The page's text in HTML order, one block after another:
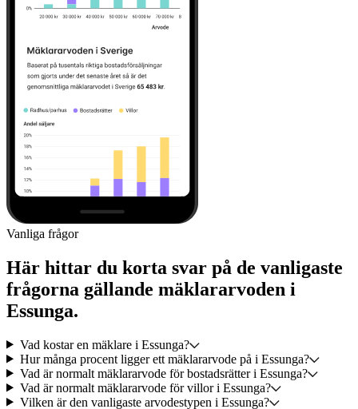
Vanliga frågor
Här hittar du korta svar på de vanligaste
frågorna gällande mäklararvoden i
Essunga.
Vad kostar en mäklare i Essunga?
Hur många procent ligger ett mäklararvode på i Essunga?
Vad är normalt mäklararvode för bostadsrätter i Essunga?
Vad är normalt mäklararvode för villor i Essunga?
Vilken är den vanligaste arvodestypen i Essunga?